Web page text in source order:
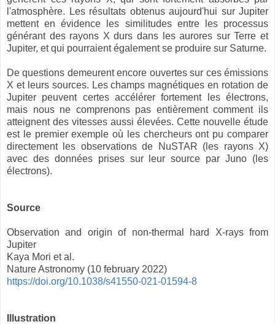
l'atmosphère. Les résultats obtenus aujourd'hui sur Jupiter
mettent en évidence les similitudes entre les processus
générant des rayons X durs dans les aurores sur Terre et
Jupiter, et qui pourraient également se produire sur Saturne.
De questions demeurent encore ouvertes sur ces émissions
X et leurs sources. Les champs magnétiques en rotation de
Jupiter peuvent certes accélérer fortement les électrons,
mais nous ne comprenons pas entièrement comment ils
atteignent des vitesses aussi élevées. Cette nouvelle étude
est le premier exemple où les chercheurs ont pu comparer
directement les observations de NuSTAR (les rayons X)
avec des données prises sur leur source par Juno (les
électrons).
Source
Observation and origin of non-thermal hard X-rays from
Jupiter
Kaya Mori et al.
Nature Astronomy (10 february 2022)
https://doi.org/10.1038/s41550-021-01594-8
Illustration